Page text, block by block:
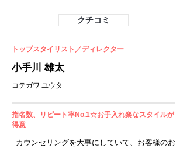
クチコミ
トップスタイリスト／ディレクター
小手川 雄太
コテガワ ユウタ
指名数、リピート率No.1☆お手入れ楽なスタイルが
得意
カウンセリングを大事にしていて、お客様のお